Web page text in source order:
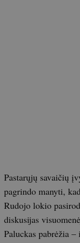
Pastarųjų savaičių
pagrindo manyti,
Rudojo lokio
diskusijas
Paluckas pabrėžia